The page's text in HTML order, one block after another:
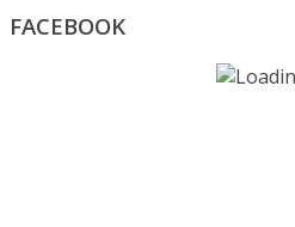
FACEBOOK